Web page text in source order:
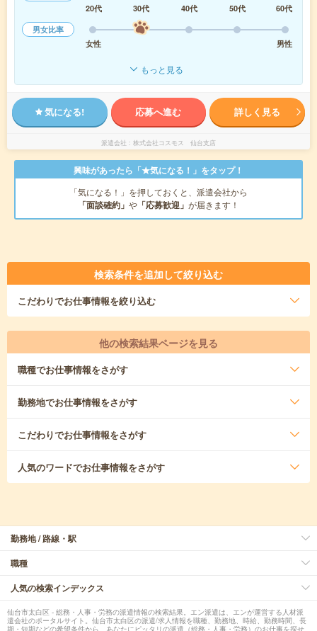
20代
30代 40代 50代
60代
男女比率
女性
男性
もっと見る
気になる! 応募へ進む 詳しく見る
派遣会社 株式会社コスモス 仙台支店
興味があったら「★気になる！」をタップ！
「気になる！」を押しておくと、派遣会社から
「面談確約」 や 「応募歓迎」 が届きます！
検索条件を追加して絞り込む
こだわりでお仕事情報を絞り込む
他の検索結果ページを見る
職種でお仕事情報をさがす
勤務地でお仕事情報をさがす
こだわりでお仕事情報をさがす
人気のワードでお仕事情報をさがす
勤務地 / 路線・駅
職種
人気の検索インデックス
仙台市太白区 - 総務・人事・労務の派遣情報の検索結果。エン派遣は、エンが運営する人材派
遣会社のポータルサイト。仙台市太白区の派遣/求人情報を職種、勤務地、時給、勤務時間、長
期・短期などの希望条件から、あなたにピッタリの派遣（総務・人事・労務）のお仕事を探せ